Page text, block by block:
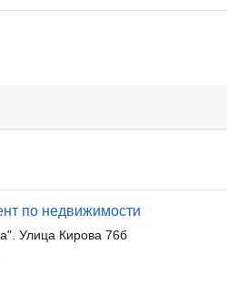
по недвижимости
Улица Кирова 76б